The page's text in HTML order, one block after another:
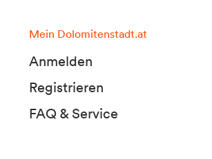
Mein Dolomitenstadt.at
Anmelden
Registrieren
FAQ & Service